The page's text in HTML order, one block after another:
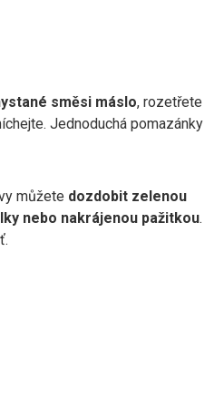
směsi máslo, rozetřete
Jednoduchá pomazánky
můžete dozdobit zelenou
nebo nakrájenou pažitkou.